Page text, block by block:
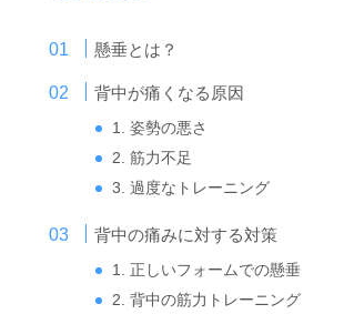
懸垂とは？
背中が痛くなる原因
1. 姿勢の悪さ
2. 筋力不足
3. 過度なトレーニング
背中の痛みに対する対策
1. 正しいフォームでの懸垂
2. 背中の筋力トレーニング